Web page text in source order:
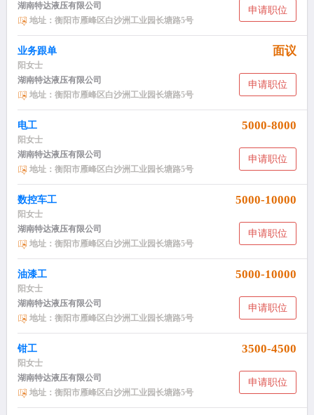
申请职位
湖南特达液压有限公司
地址：衡阳市雁峰区白沙洲工业园长塘路5号
业务跟单 面议
阳女士
申请职位
湖南特达液压有限公司
地址：衡阳市雁峰区白沙洲工业园长塘路5号
电工 5000-8000
阳女士
申请职位
湖南特达液压有限公司
地址：衡阳市雁峰区白沙洲工业园长塘路5号
数控车工 5000-10000
阳女士
申请职位
湖南特达液压有限公司
地址：衡阳市雁峰区白沙洲工业园长塘路5号
油漆工 5000-10000
阳女士
申请职位
湖南特达液压有限公司
地址：衡阳市雁峰区白沙洲工业园长塘路5号
钳工 3500-4500
阳女士
申请职位
湖南特达液压有限公司
地址：衡阳市雁峰区白沙洲工业园长塘路5号